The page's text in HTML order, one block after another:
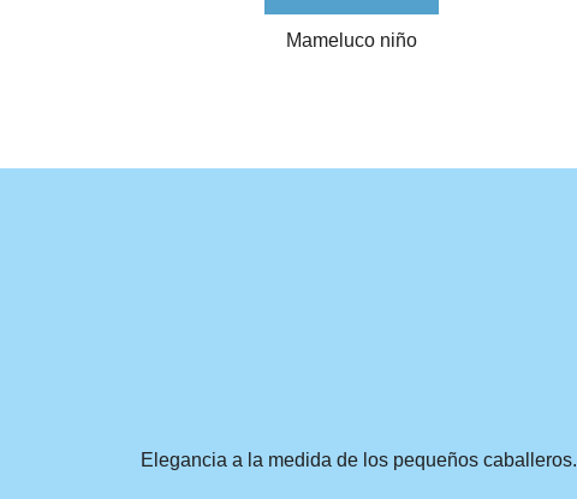
Mameluco niño
Elegancia a la medida de los pequeños caballeros.